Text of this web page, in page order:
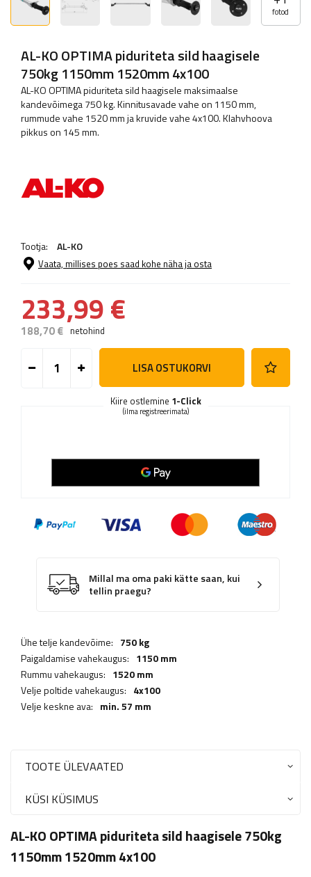
fotod
AL-KO OPTIMA piduriteta sild haagisele
750kg 1150mm 1520mm 4x100
AL-KO OPTIMA piduriteta sild haagisele maksimaalse
kandevõimega 750 kg. Kinnitusavade vahe on 1150 mm,
rummude vahe 1520 mm ja kruvide vahe 4x100. Klahvhoova
pikkus on 145 mm.
Tootja: AL-KO
Vaata, millises poes saad kohe näha ja osta
233,99 €
188,70 € netohind
LISA OSTUKORVI
Kiire ostlemine 1-Click
(ilma registreerimata)
Millal ma oma paki kätte saan, kui
tellin praegu?
Ühe telje kandevõime: 750 kg
Paigaldamise vahekaugus: 1150 mm
Rummu vahekaugus: 1520 mm
Velje poltide vahekaugus: 4x100
Velje keskne ava: min. 57 mm
TOOTE ÜLEVAATED
KÜSI KÜSIMUS
AL-KO OPTIMA piduriteta sild haagisele 750kg
1150mm 1520mm 4x100